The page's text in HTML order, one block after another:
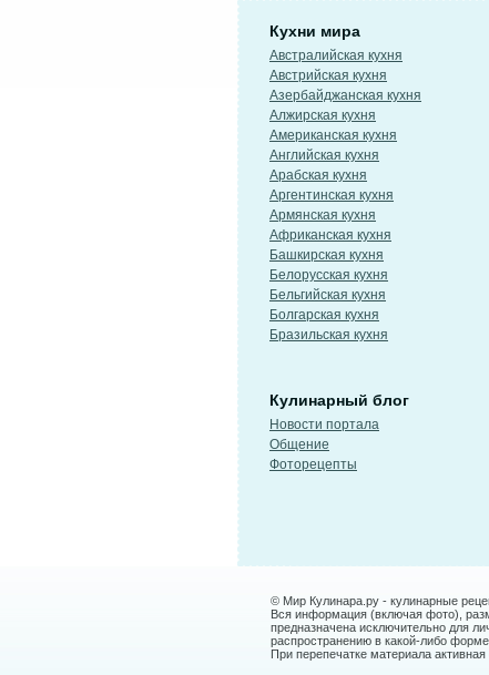
Кухни мира
Австралийская кухня
Австрийская кухня
Азербайджанская кухня
Алжирская кухня
Американская кухня
Английская кухня
Арабская кухня
Аргентинская кухня
Армянская кухня
Африканская кухня
Башкирская кухня
Белорусская кухня
Бельгийская кухня
Болгарская кухня
Бразильская кухня
Кулинарный блог
Новости портала
Общение
Фоторецепты
© Мир Кулинара.ру - кулинарные
Вся информация (включая фото),
предназначена исключительно для
распространению в какой-либо
При перепечатке материала